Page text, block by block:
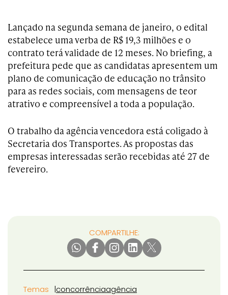
Lançado na segunda semana de janeiro, o edital
estabelece uma verba de R$ 19,3 milhões e o
contrato terá validade de 12 meses. No briefing, a
prefeitura pede que as candidatas apresentem um
plano de comunicação de educação no trânsito
para as redes sociais, com mensagens de teor
atrativo e compreensível a toda a população.
O trabalho da agência vencedora está coligado à
Secretaria dos Transportes. As propostas das
empresas interessadas serão recebidas até 27 de
fevereiro.
COMPARTILHE:
Temas concorrênciaagência